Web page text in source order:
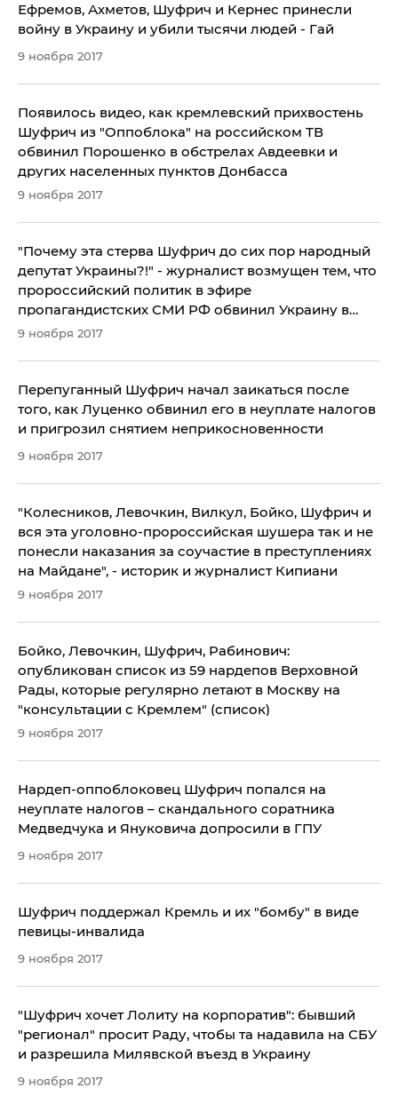
Ефремов, Ахметов, Шуфрич и Кернес принесли
войну в Украину и убили тысячи людей - Гай
9 ноября 2017
Появилось видео, как кремлевский прихвостень
Шуфрич из "Оппоблока" на российском ТВ
обвинил Порошенко в обстрелах Авдеевки и
других населенных пунктов Донбасса
9 ноября 2017
"Почему эта стерва Шуфрич до сих пор народный
депутат Украины?!" - журналист возмущен тем, что
пророссийский политик в эфире
пропагандистских СМИ РФ обвинил Украину в
обстреле Авдеевки
9 ноября 2017
Перепуганный Шуфрич начал заикаться после
того, как Луценко обвинил его в неуплате налогов
и пригрозил снятием неприкосновенности
9 ноября 2017
"Колесников, Левочкин, Вилкул, Бойко, Шуфрич и
вся эта уголовно-пророссийская шушера так и не
понесли наказания за соучастие в преступлениях
на Майдане", - историк и журналист Кипиани
9 ноября 2017
Бойко, Левочкин, Шуфрич, Рабинович:
опубликован список из 59 нардепов Верховной
Рады, которые регулярно летают в Москву на
"консультации с Кремлем" (список)
9 ноября 2017
Нардеп-оппоблоковец Шуфрич попался на
неуплате налогов – скандального соратника
Медведчука и Януковича допросили в ГПУ
9 ноября 2017
Шуфрич поддержал Кремль и их "бомбу" в виде
певицы-инвалида
9 ноября 2017
"Шуфрич хочет Лолиту на корпоратив": бывший
"регионал" просит Раду, чтобы та надавила на СБУ
и разрешила Милявской въезд в Украину
9 ноября 2017